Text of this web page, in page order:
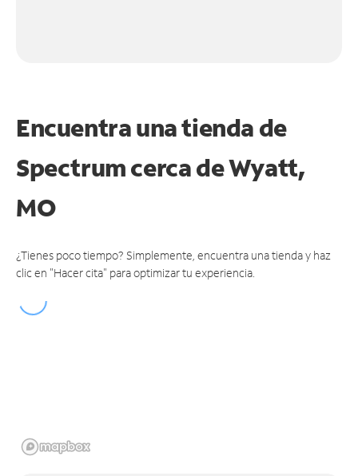
Encuentra una tienda de
Spectrumcerca de Wyatt,
MO
¿Tienes poco tiempo? Simplemente, encuentra una tienda y haz
clic en "Hacer cita" para optimizar tu experiencia.